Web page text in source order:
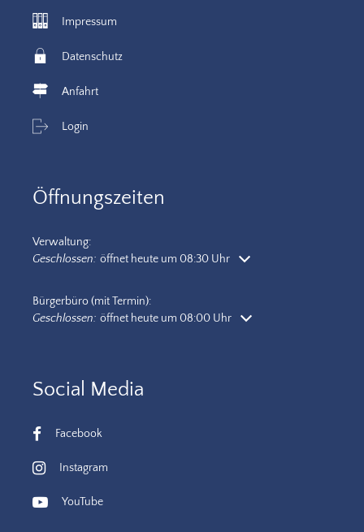
Impressum
Datenschutz
Anfahrt
Login
Öffnungszeiten
Verwaltung:
Klicken, um weitere Öffnungs- oder Schließzeiten auszublenden
Geschlossen: öffnet heute um 08:30 Uhr
Bürgerbüro (mit Termin):
Klicken, um weitere Öffnungs- oder Schließzeiten auszublenden
Geschlossen: öffnet heute um 08:00 Uhr
Social Media
Facebook
Instagram
YouTube